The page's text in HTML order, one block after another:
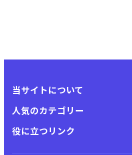
当サイトについて
人気のカテゴリー
役に立つリンク